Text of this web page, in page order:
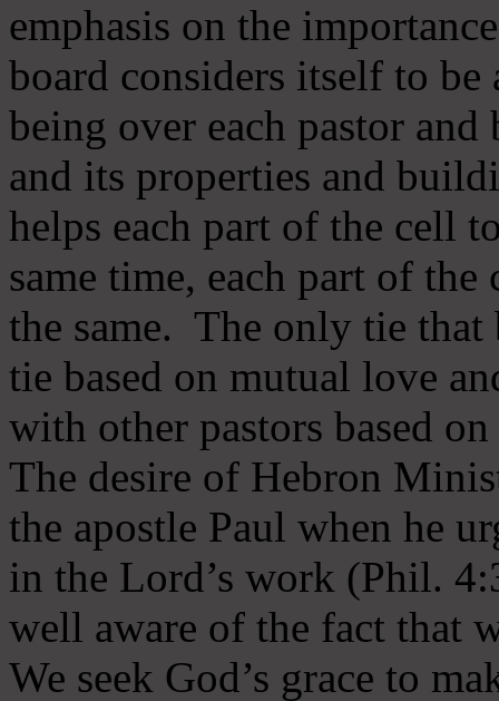
emphasis on the
board considers itself to be
being over each pastor
and its properties and
helps each part of the cell
same time, each part of
the same. The only tie that
tie based on mutual love
with other pastors based
The desire of Hebron
the apostle Paul when he
in the Lord’s work (Phil.
well aware of the fact that
We seek God’s grace to